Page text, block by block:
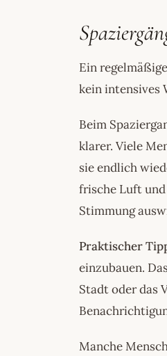
Ein
kein intensives
Beim
klarer. Viele
sie endlich
frische Luft
Stimmung
Praktischer
einzubauen.
Stadt oder das
Manche